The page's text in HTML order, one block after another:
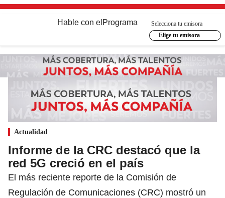
Hable con el Programa
Selecciona tu emisora
Elige tu emisora
Actualidad
Informe de la CRC destacó que la
red 5G creció en el país
El más reciente reporte de la Comisión de
Regulación de Comunicaciones (CRC) mostró un